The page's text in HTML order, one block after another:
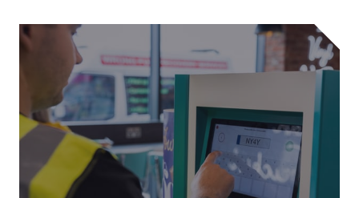
Naše řešení pro digitální platby zjednodušují
způsob úhrady dopravních služeb. Každých 11
sekund někdo někde v Evropě využije službu
SNAP k zaplacení parkování, mytí vozu nebo
jiných nezbytných služeb souvisejících s
mobilitou.